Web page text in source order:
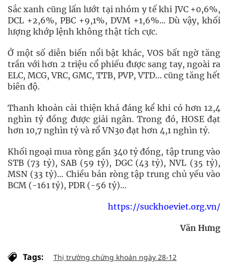
Sắc xanh cũng lấn lướt tại nhóm y tế khi JVC +0,6%,
DCL +2,6%, PBC +9,1%, DVM +1,6%... Dù vậy, khối
lượng khớp lệnh không thật tích cực.
Ở một số diễn biến nổi bật khác, VOS bất ngờ tăng
trần với hơn 2 triệu cổ phiếu được sang tay, ngoài ra
ELC, MCG, VRC, GMC, TTB, PVP, VTD… cũng tăng hết
biên độ.
Thanh khoản cải thiện khá đáng kể khi có hơn 12,4
nghìn tỷ đồng được giải ngân. Trong đó, HOSE đạt
hơn 10,7 nghìn tỷ và rổ VN30 đạt hơn 4,1 nghìn tỷ.
Khối ngoại mua ròng gần 340 tỷ đồng, tập trung vào
STB (73 tỷ), SAB (59 tỷ), DGC (43 tỷ), NVL (35 tỷ),
MSN (33 tỷ)… Chiều bán ròng tập trung chủ yếu vào
BCM (-161 tỷ), PDR (-56 tỷ)…
https://suckhoeviet.org.vn/
Văn Hưng
Tags:
Thị trường chứng khoán ngày 28-12